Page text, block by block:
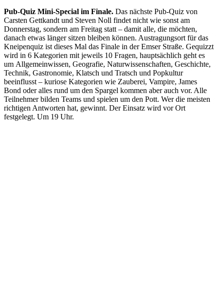
Pub-Quiz Mini-Special im Finale. Das nächste Pub-Quiz von
Carsten Gettkandt und Steven Noll findet nicht wie sonst am
Donnerstag, sondern am Freitag statt – damit alle, die möchten,
danach etwas länger sitzen bleiben können. Austragungsort für das
Kneipenquiz ist dieses Mal das Finale in der Emser Straße. Gequizzt
wird in 6 Kategorien mit jeweils 10 Fragen, hauptsächlich geht es
um Allgemeinwissen, Geografie, Naturwissenschaften, Geschichte,
Technik, Gastronomie, Klatsch und Tratsch und Popkultur
beeinflusst – kuriose Kategorien wie Zauberei, Vampire, James
Bond oder alles rund um den Spargel kommen aber auch vor. Alle
Teilnehmer bilden Teams und spielen um den Pott. Wer die meisten
richtigen Antworten hat, gewinnt. Der Einsatz wird vor Ort
festgelegt. Um 19 Uhr.